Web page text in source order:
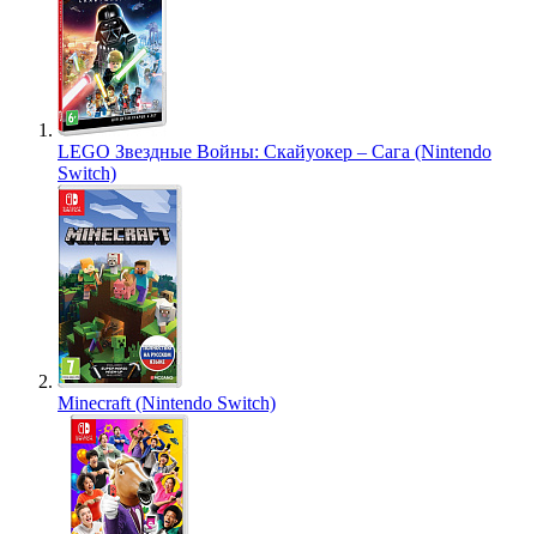
LEGO Звездные Войны: Скайуокер – Сага (Nintendo
Switch)
Minecraft (Nintendo Switch)